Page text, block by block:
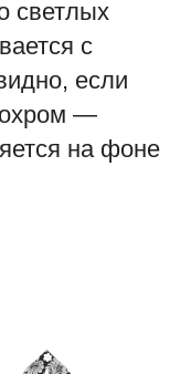
светлых
с
если
—
на фоне